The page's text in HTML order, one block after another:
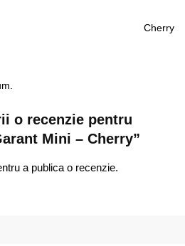
Cherry
o recenzie pentru
Mini – Cherry”
a publica o recenzie.